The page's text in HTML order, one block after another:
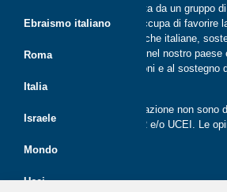
Ebraismo italiano
Roma
Italia
Israele
Mondo
Ucei
periodica, digitale e on line nata da un gruppo
ebraica di Roma. Riflessi si occupa di favorire
il dialogo tra le comunità ebraiche italiane,
promuovere la cultura ebraica nel nostro
crescita delle nuove generazioni e al sostegno
italiano.
Le opinioni espresse dalla redazione non sono
nessuna lista presente in CER e/o UCEI. Le